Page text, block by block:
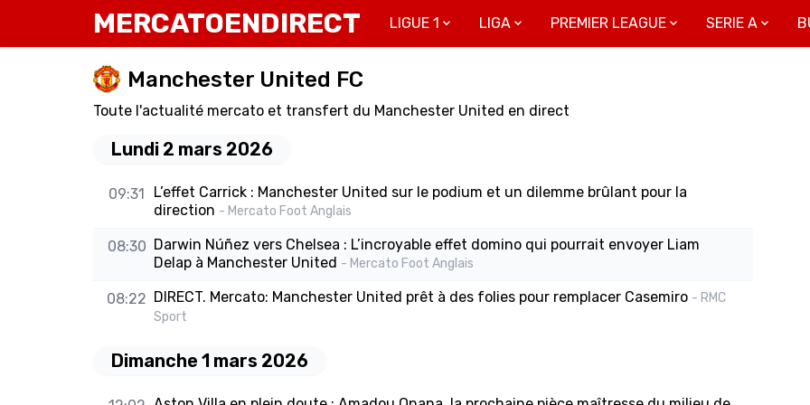
MERCATOENDIRECT LIGUE 1 LIGA PREMIER LEAGUE SERIE A
Manchester United FC
Toute l'actualité mercato et transfert du Manchester United en direct
Lundi 2 mars 2026
09:31
L’effet Carrick : Manchester United sur le podium et un dilemme brûlant pour la
direction - Mercato Foot Anglais
08:30 Darwin Núñez vers Chelsea : L’incroyable effet domino qui pourrait envoyer Liam
Delap à Manchester United - Mercato Foot Anglais
08:22 DIRECT. Mercato: Manchester United prêt à des folies pour remplacer Casemiro - RMC
Sport
Dimanche 1 mars 2026